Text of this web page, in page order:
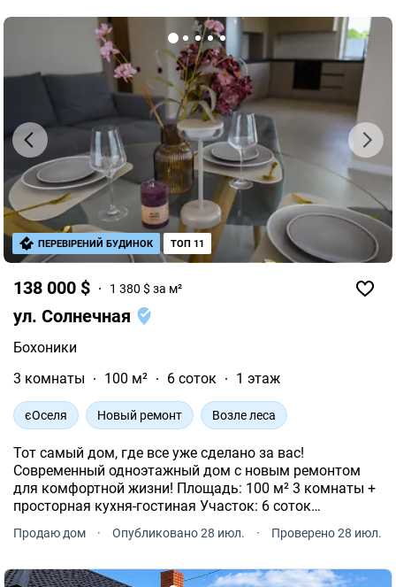
138 000 $ 1 380 $ за м²
ул. Солнечная
Бохоники
3 комнаты
100 м² 6 соток 1 этаж
єОселя Новый ремонт Возле леса
Тот самый дом, где все уже сделано за вас!
Современный одноэтажный дом с новым ремонтом
для комфортной жизни! Площадь: 100 м² 3 комнаты +
просторная кухня-гостиная Участок: 6 соток
Подключены все необходимые коммуникации: свет 15
кВт собственная скважина 77 м выгребная яма
Продаю дом · Опубликовано 28 июл. · Проверено 28 июл.
ПЕРЕВІРЕНИЙ БУДИНОК ТОП 11